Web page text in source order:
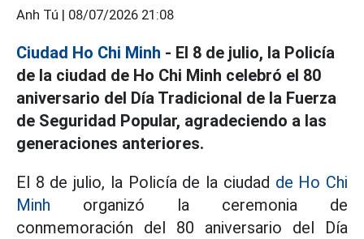
Anh Tú | 08/07/2026 21:08
Ciudad Ho Chi Minh - El 8 de julio, la Policía
de la ciudad de Ho Chi Minh celebró el 80
aniversario del Día Tradicional de la Fuerza
de Seguridad Popular, agradeciendo a las
generaciones anteriores.
El 8 de julio, la Policía de la ciudad de Ho Chi
Minh organizó la ceremonia de
conmemoración del 80 aniversario del Día